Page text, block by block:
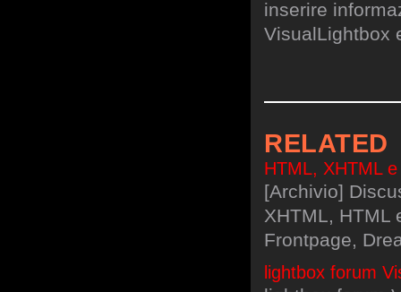
inserire
VisualLightbox
RELATED
HTML, XHTML
[Archivio]
XHTML, HTML
Frontpage,
lightbox forum